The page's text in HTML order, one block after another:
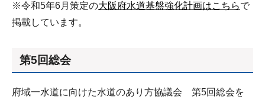
※令和5年6月策定の大阪府水道基盤強化計画はこちらで
掲載しています。
第5回総会
府域一水道に向けた水道のあり方協議会 第5回総会を